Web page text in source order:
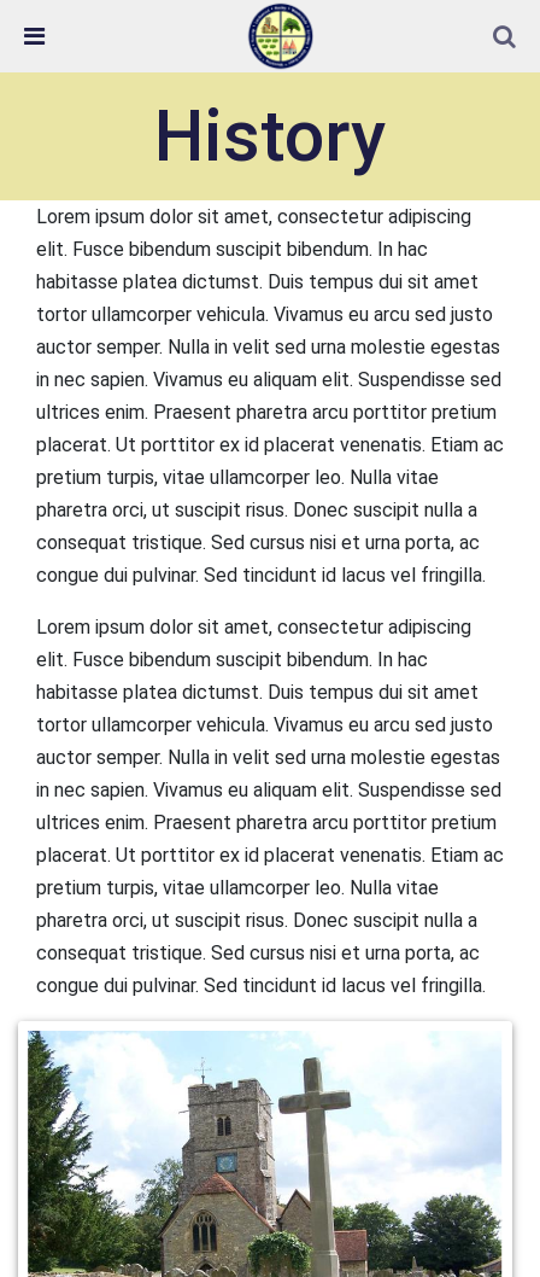
Detected no support in your browser for text to speech
widget
History
Lorem ipsum dolor sit amet, consectetur adipiscing
elit. Fusce bibendum suscipit bibendum. In hac
habitasse platea dictumst. Duis tempus dui sit amet
tortor ullamcorper vehicula. Vivamus eu arcu sed justo
auctor semper. Nulla in velit sed urna molestie egestas
in nec sapien. Vivamus eu aliquam elit. Suspendisse sed
ultrices enim. Praesent pharetra arcu porttitor pretium
placerat. Ut porttitor ex id placerat venenatis. Etiam ac
pretium turpis, vitae ullamcorper leo. Nulla vitae
pharetra orci, ut suscipit risus. Donec suscipit nulla a
consequat tristique. Sed cursus nisi et urna porta, ac
congue dui pulvinar. Sed tincidunt id lacus vel fringilla.
Lorem ipsum dolor sit amet, consectetur adipiscing
elit. Fusce bibendum suscipit bibendum. In hac
habitasse platea dictumst. Duis tempus dui sit amet
tortor ullamcorper vehicula. Vivamus eu arcu sed justo
auctor semper. Nulla in velit sed urna molestie egestas
in nec sapien. Vivamus eu aliquam elit. Suspendisse sed
ultrices enim. Praesent pharetra arcu porttitor pretium
placerat. Ut porttitor ex id placerat venenatis. Etiam ac
pretium turpis, vitae ullamcorper leo. Nulla vitae
pharetra orci, ut suscipit risus. Donec suscipit nulla a
consequat tristique. Sed cursus nisi et urna porta, ac
congue dui pulvinar. Sed tincidunt id lacus vel fringilla.